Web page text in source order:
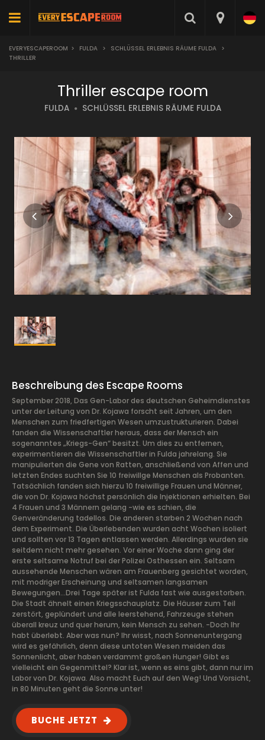
EVERYESCAPEROOM > FULDA > SCHLÜSSEL ERLEBNIS RÄUME FULDA >
THRILLER
Thriller escape room
FULDA SCHLÜSSEL ERLEBNIS RÄUME FULDA
Beschreibung des Escape Rooms
September 2018, Das Gen-Labor des deutschen Geheimdienstes
unter der Leitung von Dr. Kojawa forscht seit Jahren, um den
Menschen zum friedfertigen Wesen umzustrukturieren. Dabei
fanden die Wissenschaftler heraus, dass der Mensch ein
sogenanntes „Kriegs-Gen“ besitzt. Um dies zu entfernen,
experimentieren die Wissenschaftler in Fulda jahrelang. Sie
manipulierten die Gene von Ratten, anschließend von Affen und
letzten Endes suchten Sie 10 freiwillge Menschen als Probanten.
Tatsächlich fanden sich hierzu 10 freiwillige Frauen und Männer,
die von Dr. Kojawa höchst persönlich die Injektionen erhielten. Bei
4 Frauen und 3 Männern gelang -wie es schien, die
Genveränderung tadellos. Die anderen starben 2 Wochen nach
dem Experiment. Die Überlebenden wurden acht Wochen isoliert
und sollten vor 13 Tagen entlassen werden. Allerdings wurden sie
seitdem nicht mehr gesehen. Vor einer Woche dann ging der
erste seltsame Notruf bei der Polizei Osthessen ein. Seltsam
aussehende Menschen wären am Frauenberg gesichtet worden,
mit modriger Erscheinung und seltsamen langsamen
Bewegungen…Drei Tage später ist Fulda fast wie ausgestorben.
Die Stadt ähnelt einen Kriegsschauplatz. Die Häuser zum Teil
zerstört, geplündert und alle leerstehend, Fahrzeuge stehen
überall kreuz und quer herum, kein Mensch zu sehen. -Doch Ihr
habt überlebt. Aber was nun? Ihr wisst, nach Sonnenuntergang
wird es gefährlich, denn diese untoten Wesen meiden das
Sonnenlicht, aber haben verdammt großen Hunger! Gibt es
vielleicht ein Gegenmittel? Klar ist, wenn es eins gibt, dann nur im
Labor von Dr. Kojawa. Also macht Euch auf den Weg! Und Vorsicht,
in 80 Minuten geht die Sonne unter!
BUCHE JETZT